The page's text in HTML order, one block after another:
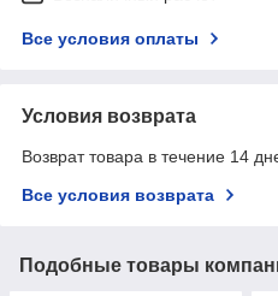
Все условия оплаты
Условия возврата
Возврат товара в течение 14
Все условия возврата
Подобные товары